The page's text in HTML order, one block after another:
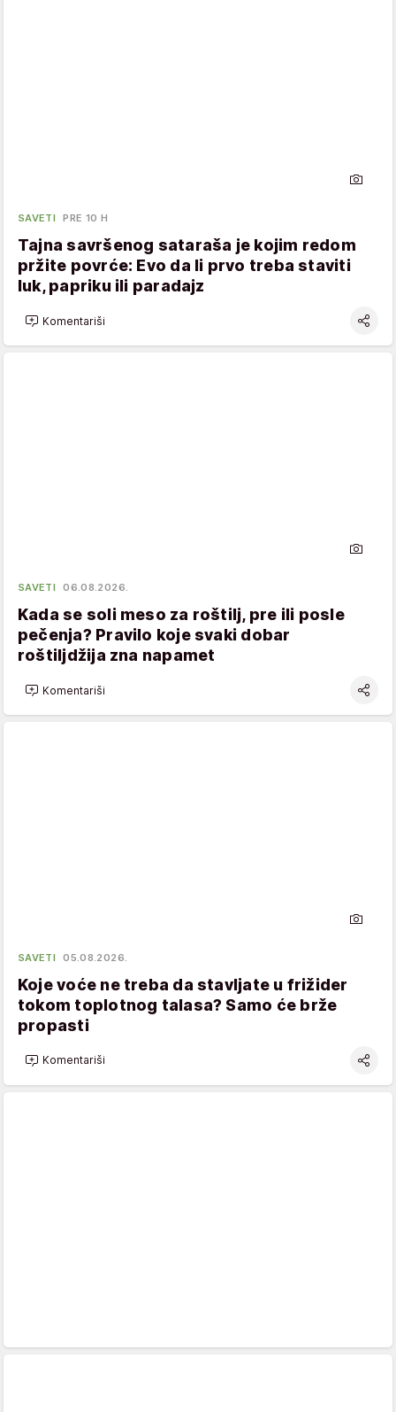
SAVETI PRE 10 H
Tajna savršenog sataraša je kojim redom
pržite povrće: Evo da li prvo treba staviti
luk, papriku ili paradajz
Komentariši
SAVETI 06.08.2026.
Kada se soli meso za roštilj, pre ili posle
pečenja? Pravilo koje svaki dobar
roštiljdžija zna napamet
Komentariši
SAVETI 05.08.2026.
Koje voće ne treba da stavljate u frižider
tokom toplotnog talasa? Samo će brže
propasti
Komentariši